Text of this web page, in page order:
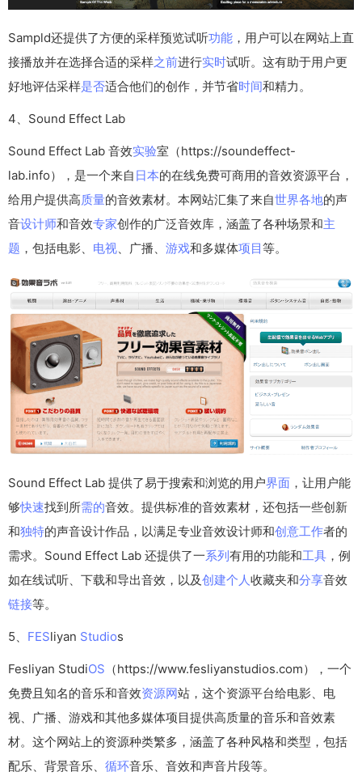
Sampld还提供了方便的采样预览试听功能 ，用户可以在网站上直
接播放并在选择合适的采样之前进行实时试听。这有助于用户更
好地评估采样是否适合他们的创作，并节省时间和精力。
4、Sound Effect Lab
Sound Effect Lab 音效实验室（https://soundeffect-
lab.info），是一个来自 日本的在线免费可商用的音效资源平台，
给用户提供高质量的音效素材。本网站汇集了来自世界各地的声
音设计师和音效专家创作的广泛音效库，涵盖了各种场景和主
题 ，包括电影、 电视、广播、 游戏和多媒体项目等。
Sound Effect Lab 提供了易于搜索和浏览的用户界面 ，让用户能
够快速找到所需的音效。提供标准的音效素材，还包括一些创新
和独特的声音设计作品，以满足专业音效设计师和创意工作者的
需求。Sound Effect Lab 还提供了一系列有用的功能和工具 ，例
如在线试听、下载和导出音效，以及创建个人收藏夹和分享音效
链接等。
5、 FESliyan Studios
Fesliyan StudiOS （https://www.fesliyanstudios.com），一个
免费且知名的音乐和音效资源网站，这个资源平台给电影、电
视、广播、游戏和其他多媒体项目提供高质量的音乐和音效素
材。这个网站上的资源种类繁多，涵盖了各种风格和类型，包括
配乐、背景音乐、 循环音乐、音效和声音片段等。